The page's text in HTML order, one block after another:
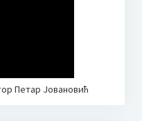
образовања и
Петар Јовановић